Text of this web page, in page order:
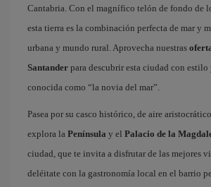
Cantabria. Con el magnífico telón de fondo de
esta tierra es la combinación perfecta de mar y
urbana y mundo rural. Aprovecha nuestras
Santander para descubrir esta ciudad con
conocida como “la novia del mar”.
Pasea por su casco histórico, de aire
explora la Península y el Palacio de la
ciudad, que te invita a disfrutar de las mejores
deléitate con la gastronomía local en el barrio